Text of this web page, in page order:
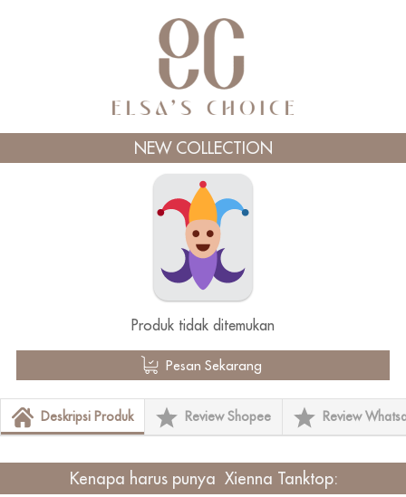
NEW COLLECTION
Produk tidak ditemukan
` Pesan Sekarang
Deskripsi Produk Review Shopee Review
Kenapa harus punya Xienna Tanktop: